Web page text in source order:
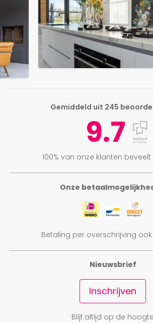
Onze
Betaling per overschrijving
Gemiddeld uit 245
9.7
100% van onze klanten
Nieuwsbrief
Inschrijven
Blijf altijd op de hoogte